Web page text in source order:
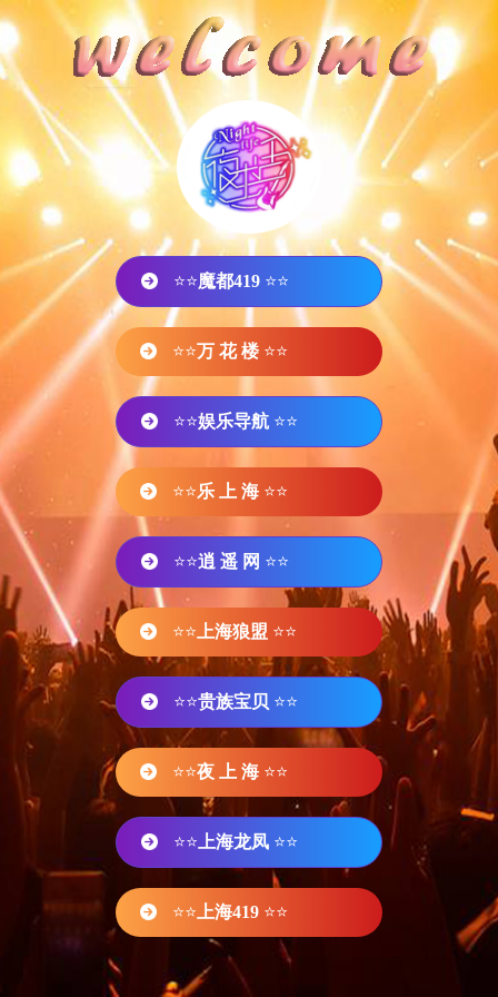
⭐⭐魔都419 ⭐⭐
⭐⭐万 花 楼 ⭐⭐
⭐⭐娱乐导航 ⭐⭐
⭐⭐乐 上 海 ⭐⭐
⭐⭐逍 遥 网 ⭐⭐
⭐⭐ 上海狼盟 ⭐⭐
⭐⭐贵族宝贝 ⭐⭐
⭐⭐夜 上 海 ⭐⭐
⭐⭐ 上海龙凤 ⭐⭐
⭐⭐ 上海419 ⭐⭐